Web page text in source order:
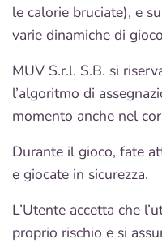
le calorie bruciate), e
varie dinamiche di
MUV S.r.l. S.B. si
l’algoritmo di
momento anche nel
Durante il gioco, fate
e giocate in sicurezza.
L’Utente accetta che
proprio rischio e si